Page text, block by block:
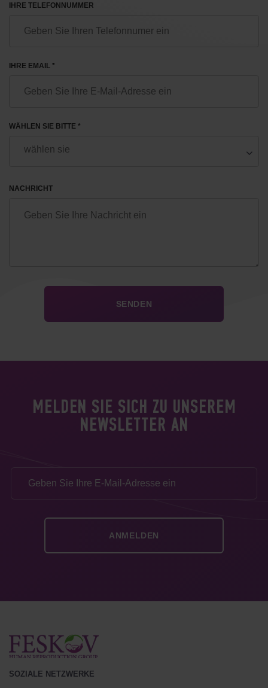
IHRE TELEFONNUMMER
IHRE EMAIL *
WÄHLEN SIE BITTE *
NACHRICHT
MELDEN SIE SICH ZU UNSEREM
NEWSLETTER AN
SOZIALE NETZWERKE